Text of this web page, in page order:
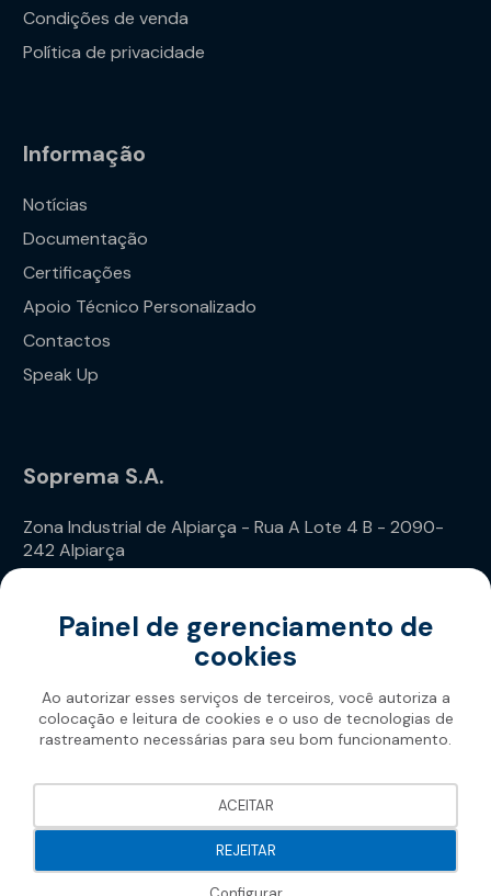
Condições de venda
Política de privacidade
Informação
Notícias
Documentação
Certificações
Apoio Técnico Personalizado
Contactos
Speak Up
Soprema S.A.
Zona Industrial de Alpiarça - Rua A Lote 4 B - 2090-
242 Alpiarça
Soprema 2026
Painel de gerenciamento de
cookies
Ao autorizar esses serviços de terceiros, você autoriza a
colocação e leitura de cookies e o uso de tecnologias de
rastreamento necessárias para seu bom funcionamento.
REJEITAR
ACEITAR